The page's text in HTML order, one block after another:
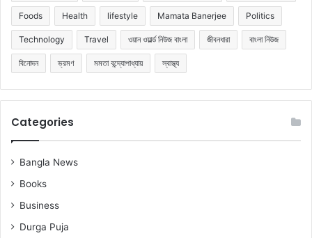
Foods Health lifestyle Mamata Banerjee Politics
Technology Travel ওয়ান ওয়ার্ল্ড নিউজ বাংলা জীবনধারা বাংলা নিউজ
বিনোদন ভ্রমণ মমতা বন্দ্যোপাধ্যায় স্বাস্থ্য
Categories
Bangla News
Books
Business
Durga Puja